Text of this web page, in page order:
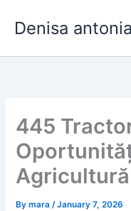
Denisa antonia
445
Agricultură
Bymara/January 7, 2026